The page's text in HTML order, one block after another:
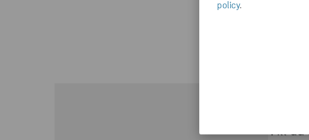
policy.
Vill du